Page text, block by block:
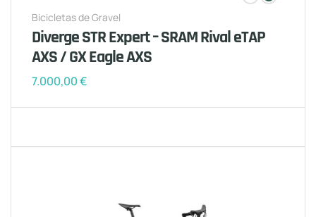
Bicicletas de Gravel
Diverge STR Expert – SRAM Rival eTAP
AXS / GX Eagle AXS
7.000,00€